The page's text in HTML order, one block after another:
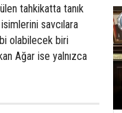
tahkikatta tanık
savcılara
olabilecek biri
Ağar ise yalnızca